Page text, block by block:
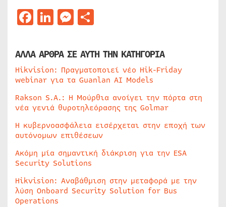
Facebook
LinkedIn
Messenger
ΑΛΛΑ ΑΡΘΡΑ ΣΕ ΑΥΤΗ ΤΗΝ ΚΑΤΗΓΟΡΙΑ
Hikvision: Πραγματοποιεί νέο Hik-Friday
webinar για τα Guanlan AI Models
Rakson S.A.: Η Μούρθια ανοίγει την πόρτα στη
νέα γενιά θυροτηλεόρασης της Golmar
Η κυβερνοασφάλεια εισέρχεται στην εποχή των
αυτόνομων επιθέσεων
Ακόμη μία σημαντική διάκριση για την ESA
Security Solutions
Hikvision: Αναβάθμιση στην μεταφορά με την
λύση Onboard Security Solution for Bus
Operations